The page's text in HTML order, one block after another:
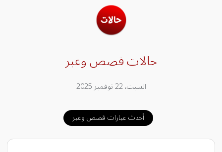
حالات قصص وعبر
السبت، 22 نوفمبر 2025
أحدث عبارات قصص وعبر